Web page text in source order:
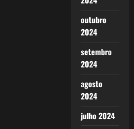
outubro
2024
setembro
2024
agosto
2024
julho 2024